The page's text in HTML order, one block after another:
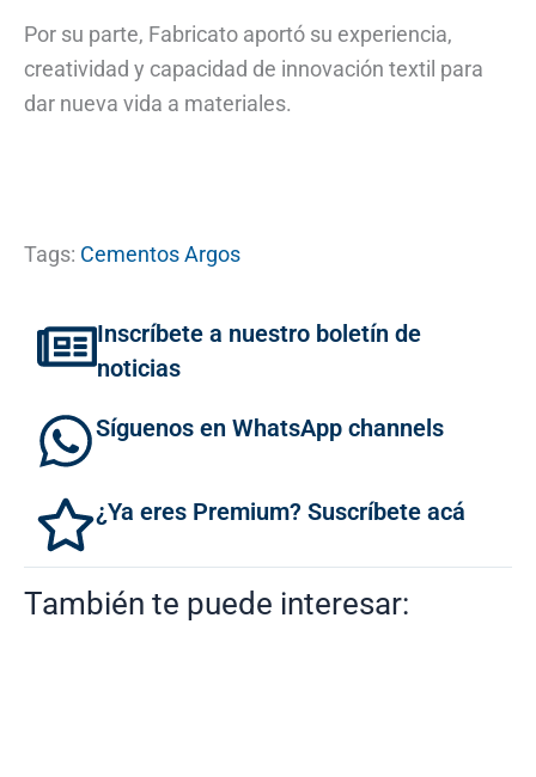
Por su parte, Fabricato aportó su experiencia,
creatividad y capacidad de innovación textil para
dar nueva vida a materiales.
Tags: Cementos Argos
Inscríbete a nuestro boletín de
noticias
Síguenos en WhatsApp channels
¿Ya eres Premium? Suscríbete acá
También te puede interesar: